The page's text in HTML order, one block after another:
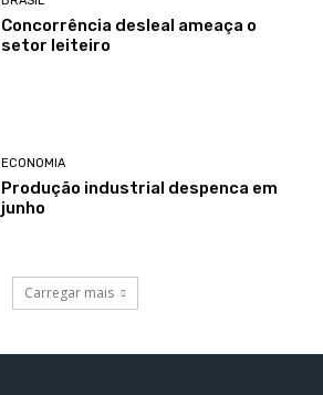
Concorrência desleal ameaça o
setor leiteiro
ECONOMIA
Produção industrial despenca em
junho
Carregar mais